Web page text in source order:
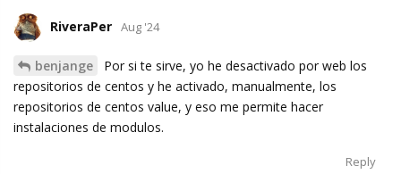
RiveraPer Aug '24
benjange
Por si te sirve, yo he desactivado por web los
repositorios de centos y he activado, manualmente, los
repositorios de centos value, y eso me permite hacer
instalaciones de modulos.
Reply